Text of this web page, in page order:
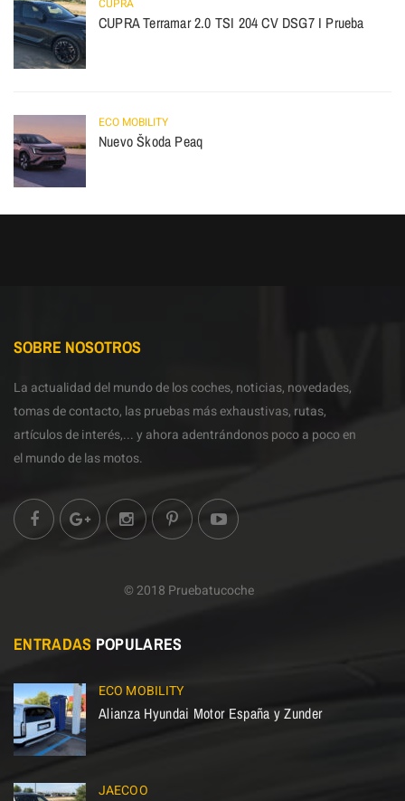
CUPRA
CUPRA Terramar 2.0 TSI 204 CV DSG7 I Prueba
ECO MOBILITY
Nuevo Škoda Peaq
SOBRE NOSOTROS
La actualidad del mundo de los coches, noticias, novedades,
tomas de contacto, las pruebas más exhaustivas, rutas,
artículos de interés,... y ahora adentrándonos poco a poco en
el mundo de las motos.
© 2018 Pruebatucoche
ENTRADAS POPULARES
ECO MOBILITY
Alianza Hyundai Motor España y Zunder
JAECOO